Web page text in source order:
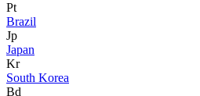
Pt
Brazil
Jp
Japan
Kr
South Korea
Bd